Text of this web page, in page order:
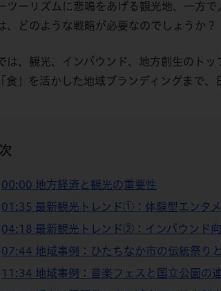
ツーリズムに悲鳴をあげる観光地、一方
、どのような戦略が必要なのでしょうか？
は、観光、インバウンド、地方創生のト
食」を活かした地域ブランディングまで
00:00 地方経済と観光の重要性
01:35 最新観光トレンド①：体験型エンタ
04:18 最新観光トレンド②：インバウンド
07:44 地域事例：ひたちなか市の伝統祭り
11:34 地域事例：音楽フェスと国立公園の